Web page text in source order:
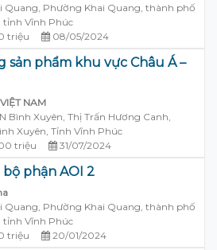
Quang, Phường Khai Quang, thành phố
tỉnh Vĩnh Phúc
triệu
08/05/2024
sản phẩm khu vực Châu Á –
NAM
Bình Xuyên, Thị Trấn Hương Canh,
Xuyên, Tỉnh Vĩnh Phúc
triệu
31/07/2024
phận AOI 2
Quang, Phường Khai Quang, thành phố
tỉnh Vĩnh Phúc
triệu
20/01/2024